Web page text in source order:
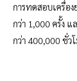
การทดสอบเครื่อ
กว่า 1,000 ครั้ง
กว่า 400,000 ชั่ว